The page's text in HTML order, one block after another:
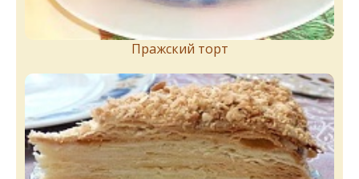
Пражский торт